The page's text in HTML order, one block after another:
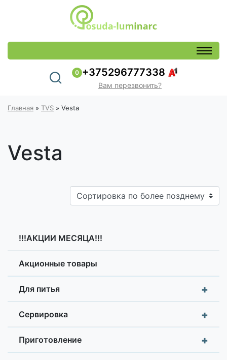
0 +375296777338
Вам перезвонить?
Главная » TVS » Vesta
Vesta
!!!АКЦИИ МЕСЯЦА!!!
Акционные товары
+
Для питья
+
Сервировка
+
Приготовление